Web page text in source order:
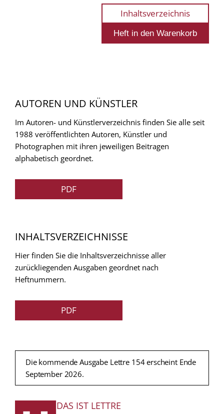
Inhaltsverzeichnis
AUTOREN UND KÜNSTLER
Im Autoren- und Künstlerverzeichnis finden Sie alle seit
1988 veröffentlichten Autoren, Künstler und
Photographen mit ihren jeweiligen Beitragen
alphabetisch geordnet.
PDF
INHALTSVERZEICHNISSE
Hier finden Sie die Inhaltsverzeichnisse aller
zurückliegenden Ausgaben geordnet nach
Heftnummern.
PDF
Die kommende Ausgabe Lettre 154 erscheint Ende
September 2026.
FUSSZEILE
DAS IST LETTRE